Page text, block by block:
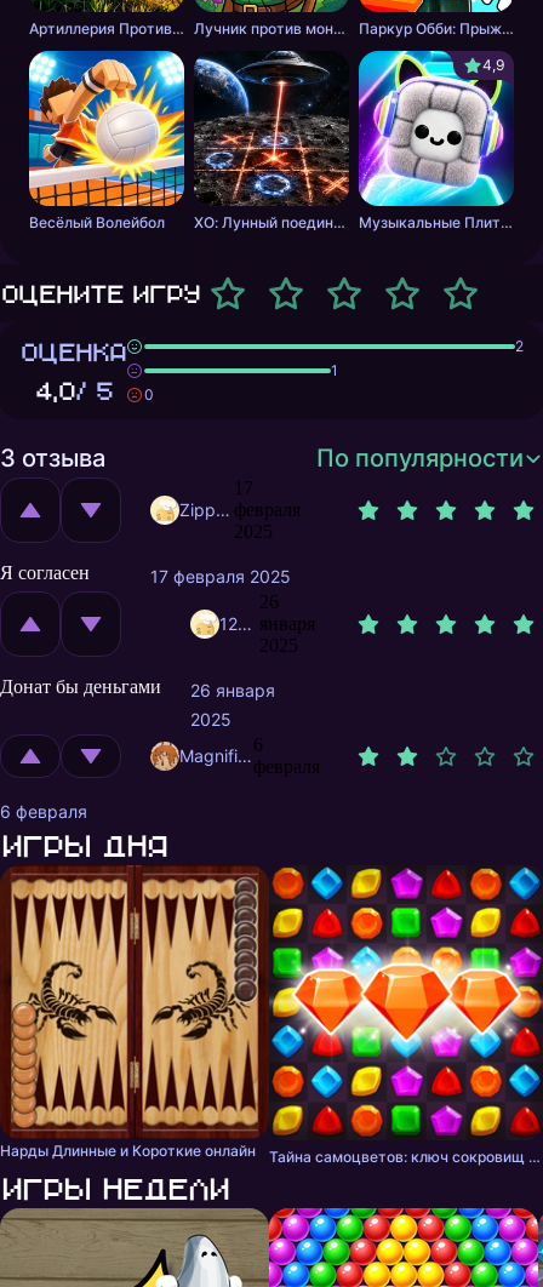
Артиллерия Против Танков Лучник против монстров Паркур Обби: Прыжок к Победе
Весёлый Волейбол ХО: Лунный поединок
4,9
Музыкальные Плитки: Ритм Пушистика
Оцените игру
ОЦЕНКА
4,0/ 5
2
1
0
3 отзыва По популярности
Zippy1244
17
февраля
2025
Я согласен
17 февраля 2025
12764637
26
января
2025
Донат бы деньгами
26 января
2025
MagnificentMrFox
6
февраля
6 февраля
Игры дня
Нарды Длинные и Короткие онлайн Тайна самоцветов: ключ сокровищ - три в ряд
Игры недели